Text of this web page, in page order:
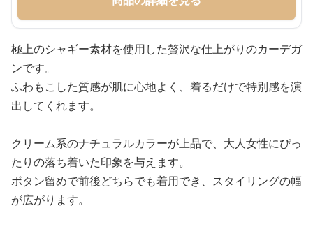
極上のシャギー素材を使用した贅沢な仕上がりのカーデガ
ンです。
ふわもこした質感が肌に心地よく、着るだけで特別感を演
出してくれます。
クリーム系のナチュラルカラーが上品で、大人女性にぴっ
たりの落ち着いた印象を与えます。
ボタン留めで前後どちらでも着用でき、スタイリングの幅
が広がります。